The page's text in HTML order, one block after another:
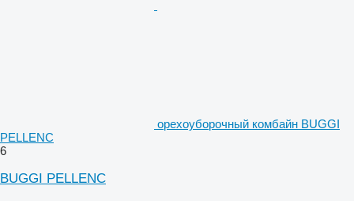
орехоуборочный комбайн BUGGI
PELLENC
6
BUGGI PELLENC